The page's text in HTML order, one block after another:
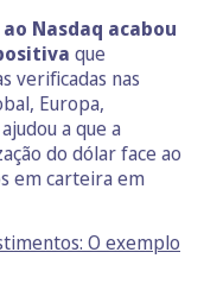
Nasdaq acabou
que
verificadas nas
Europa,
a que a
do dólar face ao
em carteira em
O exemplo